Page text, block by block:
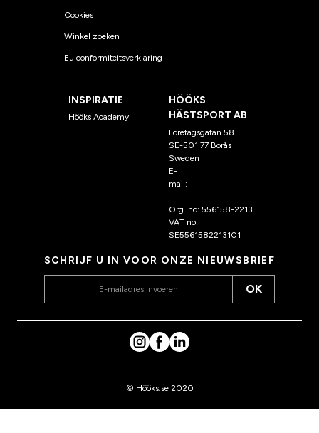
Cookies
Winkel zoeken
Eu conformiteitsverklaring
INSPIRATIE
Hööks Academy
HÖÖKS
HÄSTSPORT AB
Företagsgatan 58
SE-501 77 Borås
Sweden
E-
mail:
Org. no: 556158-2213
VAT no:
SE5561582213101
SCHRIJF U IN VOOR ONZE NIEUWSBRIEF
OK
© Hööks.se 2020